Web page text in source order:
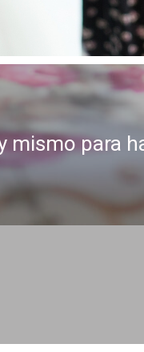
mismo para